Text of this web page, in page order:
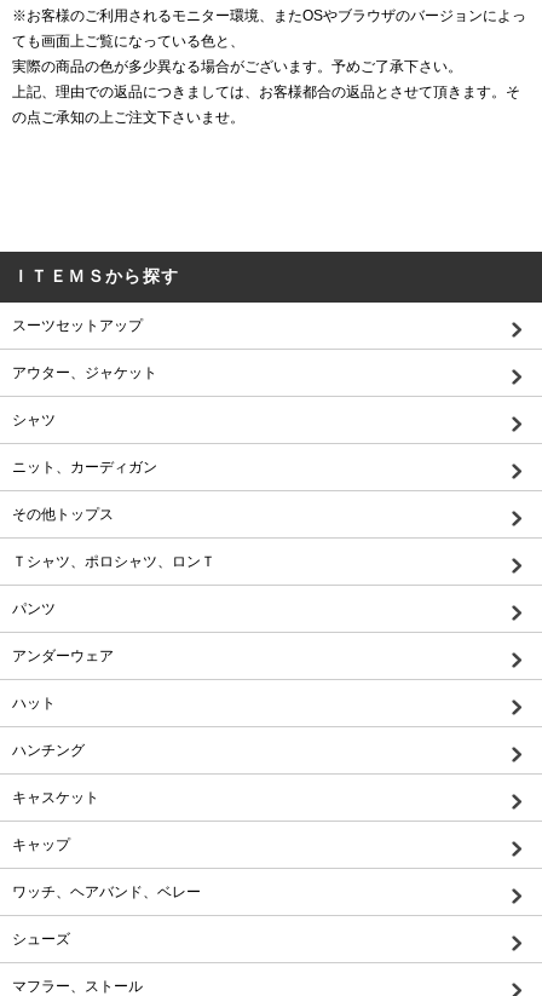
※お客様のご利用されるモニター環境、またOSやブラウザのバージョンによっ
ても画面上ご覧になっている色と、
実際の商品の色が多少異なる場合がございます。予めご了承下さい。
上記、理由での返品につきましては、お客様都合の返品とさせて頂きます。そ
の点ご承知の上ご注文下さいませ。
ＩＴＥＭＳから探す
スーツセットアップ
アウター、ジャケット
シャツ
ニット、カーディガン
その他トップス
Ｔシャツ、ポロシャツ、ロンＴ
パンツ
アンダーウェア
ハット
ハンチング
キャスケット
キャップ
ワッチ、ヘアバンド、ベレー
シューズ
マフラー、ストール